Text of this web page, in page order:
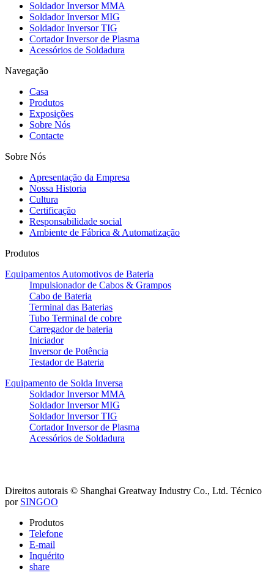
Soldador Inversor MMA
Soldador Inversor MIG
Soldador Inversor TIG
Cortador Inversor de Plasma
Acessórios de Soldadura
Navegação
Casa
Produtos
Exposições
Sobre Nós
Contacte
Sobre Nós
Apresentação da Empresa
Nossa Historia
Cultura
Certificação
Responsabilidade social
Ambiente de Fábrica & Automatização
Produtos
Equipamentos Automotivos de Bateria
Impulsionador de Cabos & Grampos
Cabo de Bateria
Terminal das Baterias
Tubo Terminal de cobre
Carregador de bateria
Iniciador
Inversor de Potência
Testador de Bateria
Equipamento de Solda Inversa
Soldador Inversor MMA
Soldador Inversor MIG
Soldador Inversor TIG
Cortador Inversor de Plasma
Acessórios de Soldadura
Direitos autorais © Shanghai Greatway Industry Co., Ltd. Técnico
por SINGOO
Produtos
Telefone
E-mail
Inquérito
share